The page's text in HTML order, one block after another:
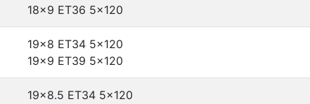
18x9 ET36 5x120
19x8 ET34 5x120
19x9 ET39 5x120
19x8.5 ET34 5x120